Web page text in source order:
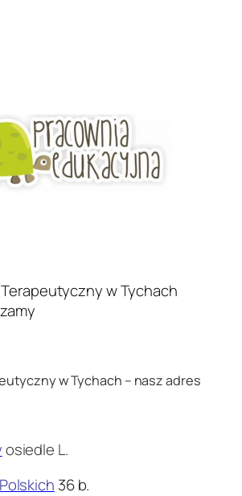
w Tychach
w Tychach – nasz adres
osiedle L.
36 b.